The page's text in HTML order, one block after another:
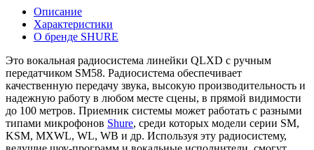
Описание
Характеристики
О бренде SHURE
Это вокальная радиосистема линейки QLXD с ручным
передатчиком SM58. Радиосистема обеспечивает
качественную передачу звука, высокую производительность и
надежную работу в любом месте сцены, в прямой видимости
до 100 метров. Приемник системы может работать с разными
типами микрофонов Shure, среди которых модели серии SM,
KSM, МХWL, WL, WB и др. Используя эту радиосистему,